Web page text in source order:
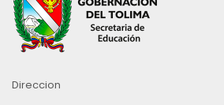
Direccion